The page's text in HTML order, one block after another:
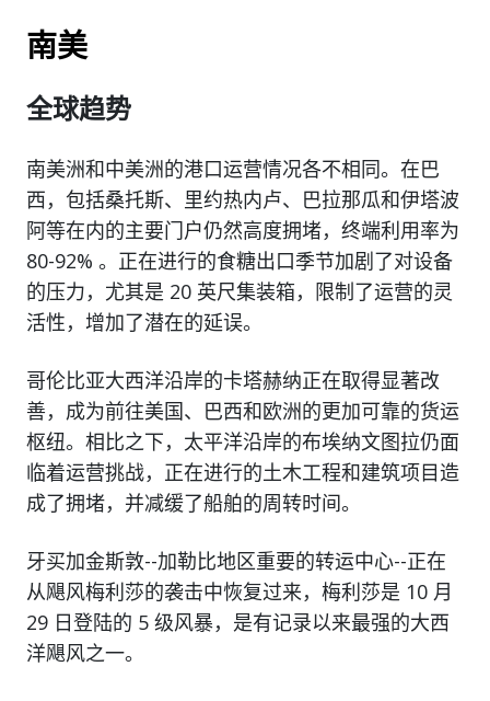
南美
全球趋势
南美洲和中美洲的港口运营情况各不相同。在巴
西，包括桑托斯、里约热内卢、巴拉那瓜和伊塔波
阿等在内的主要门户仍然高度拥堵，终端利用率为
80-92% 。正在进行的食糖出口季节加剧了对设备
的压力，尤其是 20 英尺集装箱，限制了运营的灵
活性，增加了潜在的延误。
哥伦比亚大西洋沿岸的卡塔赫纳正在取得显著改
善，成为前往美国、巴西和欧洲的更加可靠的货运
枢纽。相比之下，太平洋沿岸的布埃纳文图拉仍面
临着运营挑战，正在进行的土木工程和建筑项目造
成了拥堵，并减缓了船舶的周转时间。
牙买加金斯敦--加勒比地区重要的转运中心--正在
从飓风梅利莎的袭击中恢复过来，梅利莎是 10 月
29 日登陆的 5 级风暴，是有记录以来最强的大西
洋飓风之一。